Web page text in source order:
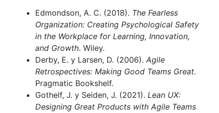
Edmondson, A. C. (2018). The Fearless
Organization: Creating Psychological Safety
in the Workplace for Learning, Innovation,
and Growth. Wiley.
Derby, E. y Larsen, D. (2006). Agile
Retrospectives: Making Good Teams Great.
Pragmatic Bookshelf.
Gothelf, J. y Seiden, J. (2021). Lean UX:
Designing Great Products with Agile Teams